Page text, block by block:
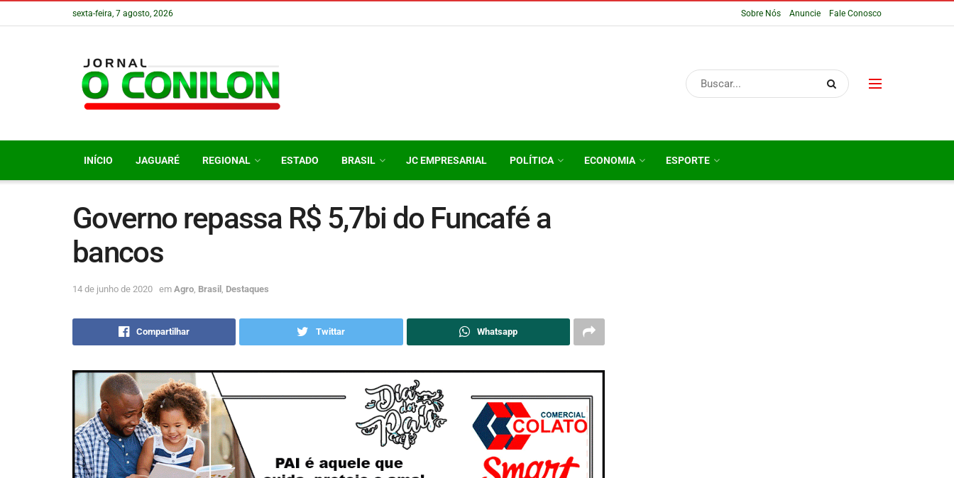
sexta-feira, 7 agosto, 2026 Sobre Nós Anuncie Fale Conosco
INÍCIO JAGUARÉ REGIONAL ESTADO BRASIL JC EMPRESARIAL POLÍTICA ECONOMIA ESPORTE
Governo repassa R$ 5,7bi do Funcafé a
bancos
14 de junho de 2020 em Agro Brasil Destaques
Compartilhar Twittar Whatsapp